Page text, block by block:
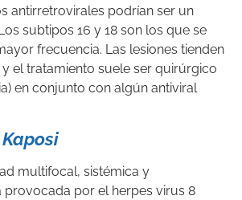
antirretrovirales podrían ser un
subtipos 16 y 18 son los que se
frecuencia. Las lesiones tienden
el tratamiento suele ser quirúrgico
en conjunto con algún antiviral
multifocal, sistémica y
provocada por el herpes virus 8